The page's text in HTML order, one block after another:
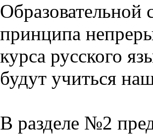
принципа
курса русского
будут учиться
В разделе №2